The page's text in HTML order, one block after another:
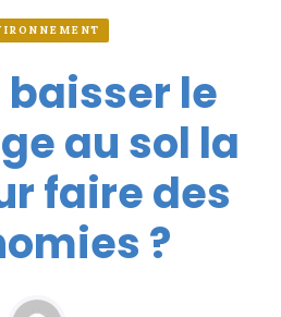
le
au sol la
faire des
?